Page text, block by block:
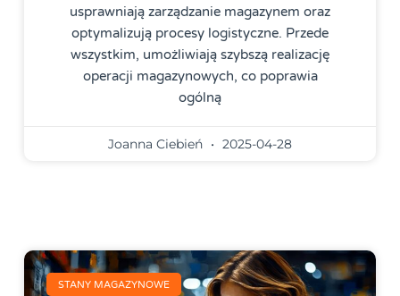
usprawniają zarządzanie magazynem oraz
optymalizują procesy logistyczne. Przede
wszystkim, umożliwiają szybszą realizację
operacji magazynowych, co poprawia
ogólną
Joanna Ciebień 2025-04-28
STANY MAGAZYNOWE